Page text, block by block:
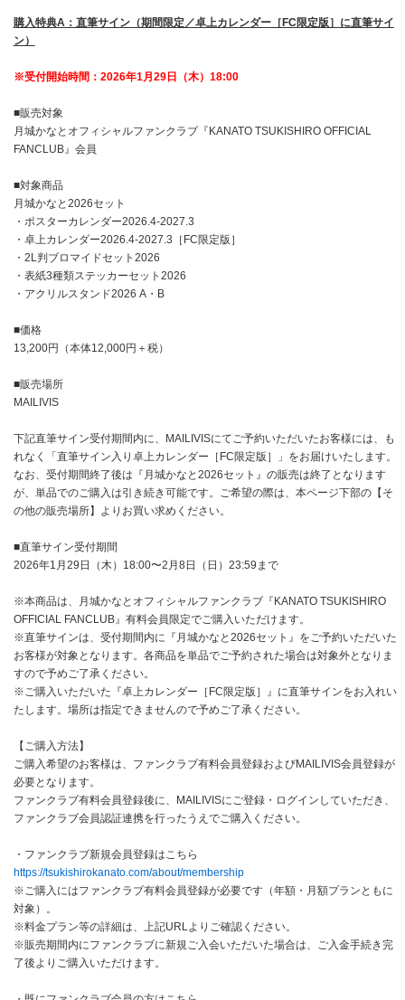
購入特典A：直筆サイン（期間限定／卓上カレンダー［FC限定版］に直筆サイ
ン）
※受付開始時間：2026年1月29日（木）18:00
■販売対象
月城かなとオフィシャルファンクラブ『KANATO TSUKISHIRO OFFICIAL
FANCLUB』会員
■対象商品
月城かなと2026セット
・ポスターカレンダー2026.4-2027.3
・卓上カレンダー2026.4-2027.3［FC限定版］
・2L判ブロマイドセット2026
・表紙3種類ステッカーセット2026
・アクリルスタンド2026 A・B
■価格
13,200円（本体12,000円＋税）
■販売場所
MAILIVIS
下記直筆サイン受付期間内に、MAILIVISにてご予約いただいたお客様には、も
れなく「直筆サイン入り卓上カレンダー［FC限定版］」をお届けいたします。
なお、受付期間終了後は『月城かなと2026セット』の販売は終了となります
が、単品でのご購入は引き続き可能です。ご希望の際は、本ページ下部の【そ
の他の販売場所】よりお買い求めください。
■直筆サイン受付期間
2026年1月29日（木）18:00〜2月8日（日）23:59まで
※本商品は、月城かなとオフィシャルファンクラブ『KANATO TSUKISHIRO
OFFICIAL FANCLUB』有料会員限定でご購入いただけます。
※直筆サインは、受付期間内に『月城かなと2026セット』をご予約いただいた
お客様が対象となります。各商品を単品でご予約された場合は対象外となりま
すので予めご了承ください。
※ご購入いただいた『卓上カレンダー［FC限定版］』に直筆サインをお入れい
たします。場所は指定できませんので予めご了承ください。
【ご購入方法】
ご購入希望のお客様は、ファンクラブ有料会員登録およびMAILIVIS会員登録が
必要となります。
ファンクラブ有料会員登録後に、MAILIVISにご登録・ログインしていただき、
ファンクラブ会員認証連携を行ったうえでご購入ください。
・ファンクラブ新規会員登録はこちら
https://tsukishirokanato.com/about/membership
※ご購入にはファンクラブ有料会員登録が必要です（年額・月額プランともに
対象）。
※料金プラン等の詳細は、上記URLよりご確認ください。
※販売期間内にファンクラブに新規ご入会いただいた場合は、ご入金手続き完
了後よりご購入いただけます。